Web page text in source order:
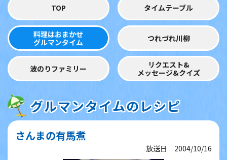
TOP タイムテーブル
料理はおまかせ
グルマンタイム
つれづれ川柳
波のりファミリー
リクエスト&
メッセージ&クイズ
グルマンタイムのレシピ
さんまの有馬煮
放送日 2004/10/16